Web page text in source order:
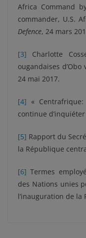
Africa Command
commander, U.S.
Defence, 24 mars
[3] Charlotte
ougandaises
24 mai 2017.
[4] «
continue d’inquiéter
[5] Rapport du
la République
[6] Termes
des Nations unies
l’inauguration de la